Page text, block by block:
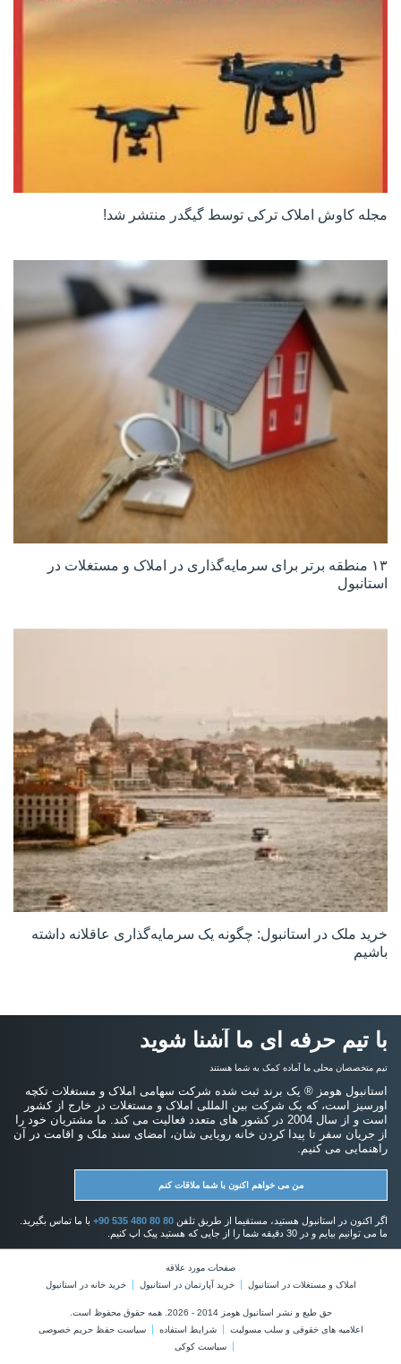
مجله کاوش املاک ترکی توسط گیگدر منتشر شد!
۱۳ منطقه برتر برای سرمایه‌گذاری در املاک و مستغلات در
استانبول
خرید ملک در استانبول: چگونه یک سرمایه‌گذاری عاقلانه داشته
باشیم
با تیم حرفه ای ما آشنا شوید
تیم متخصصان محلی ما آماده کمک به شما هستند
استانبول هومز ® یک برند ثبت شده شرکت سهامی املاک و مستغلات تکچه
اورسیز است، که یک شرکت بین المللی املاک و مستغلات در خارج از کشور
است و از سال 2004 در کشور های متعدد فعالیت می کند. ما مشتریان خود را
از جریان سفر تا پیدا کردن خانه رویایی شان، امضای سند ملک و اقامت در آن
راهنمایی می کنیم.
من می خواهم اکنون با شما ملاقات کنم
اگر اکنون در استانبول هستید، مستقیما از طریق تلفن +90 535 480 80 80 با ما تماس بگیرید.
ما می توانیم بیایم و در 30 دقیقه شما را از جایی که هستید پیک اپ کنیم.
صفحات مورد علاقه
املاک و مستغلات در استانبول
خرید آپارتمان در استانبول خرید خانه در استانبول
حق طبع و نشر استانبول هومز 2014 - 2026. همه حقوق محفوظ است.
اعلامیه های خقوقی و سلب مسولیت
شرایط استفاده
سیاست حفظ حریم خصوصی
سیاست کوکی